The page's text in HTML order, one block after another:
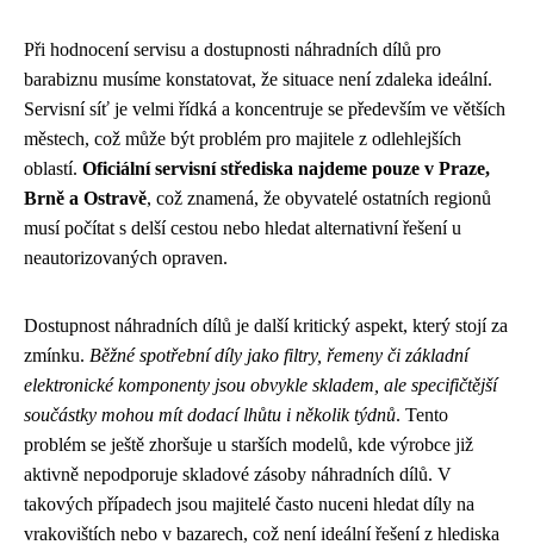
Při hodnocení servisu a dostupnosti náhradních dílů pro
barabiznu musíme konstatovat, že situace není zdaleka ideální.
Servisní síť je velmi řídká a koncentruje se především ve větších
městech, což může být problém pro majitele z odlehlejších
oblastí. Oficiální servisní střediska najdeme pouze v Praze,
Brně a Ostravě, což znamená, že obyvatelé ostatních regionů
musí počítat s delší cestou nebo hledat alternativní řešení u
neautorizovaných opraven.
Dostupnost náhradních dílů je další kritický aspekt, který stojí za
zmínku. Běžné spotřební díly jako filtry, řemeny či základní
elektronické komponenty jsou obvykle skladem, ale specifičtější
součástky mohou mít dodací lhůtu i několik týdnů. Tento
problém se ještě zhoršuje u starších modelů, kde výrobce již
aktivně nepodporuje skladové zásoby náhradních dílů. V
takových případech jsou majitelé často nuceni hledat díly na
vrakovištích nebo v bazarech, což není ideální řešení z hlediska